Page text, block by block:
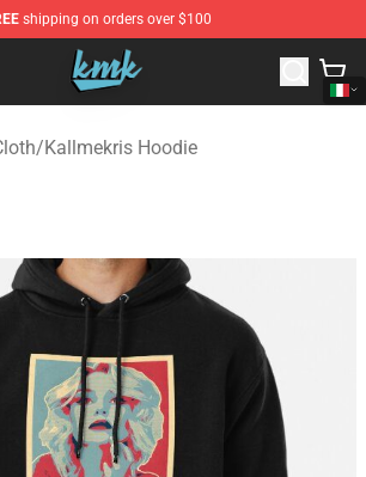
shipping on orders over $100
- Official KallMeKris Merchandise Shop
/Kallmekris Hoodie